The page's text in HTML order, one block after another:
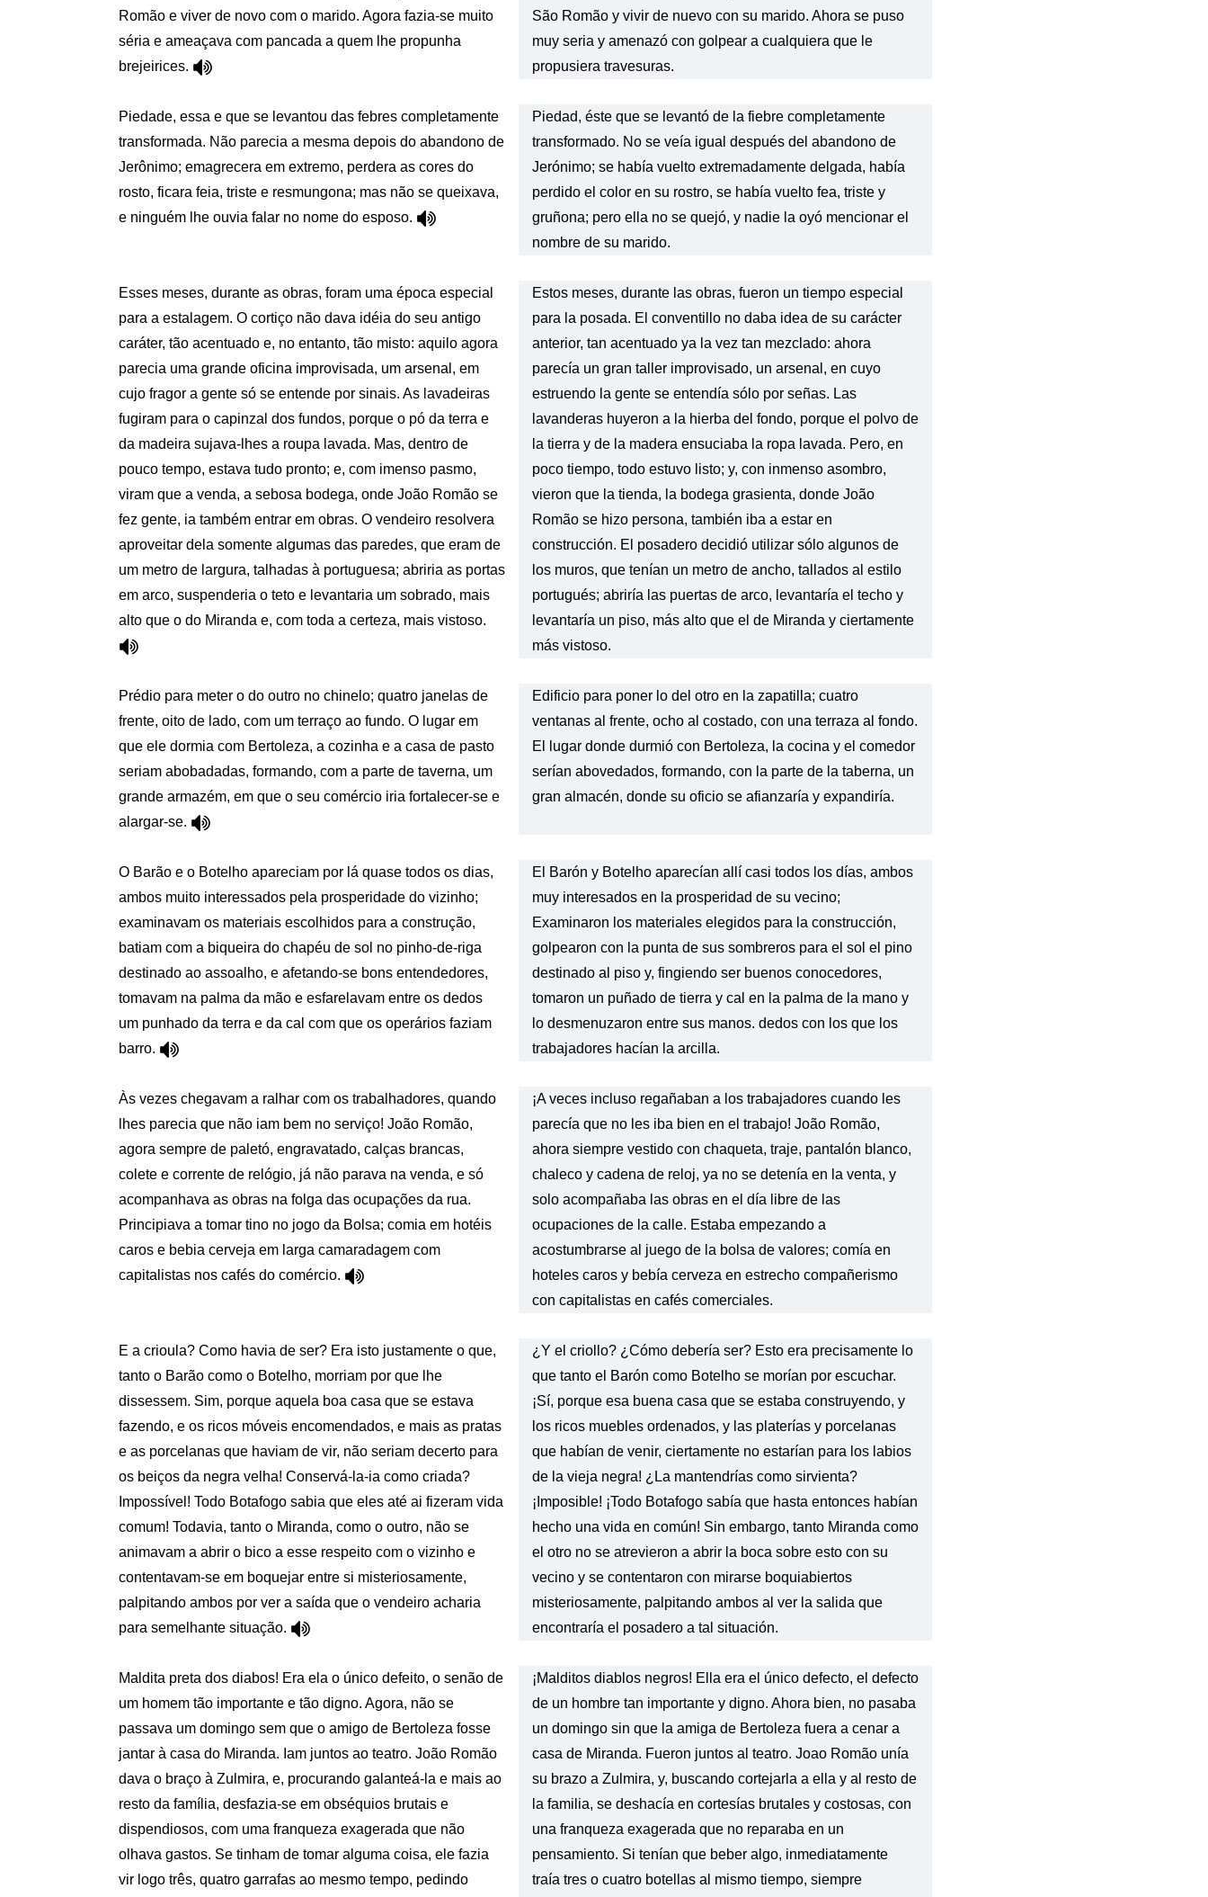
Romão e viver de novo com o marido. Agora fazia-se muito
séria e ameaçava com pancada a quem lhe propunha
brejeirices.
São Romão y vivir de nuevo con su marido. Ahora se puso
muy seria y amenazó con golpear a cualquiera que le
propusiera travesuras.
Piedade, essa e que se levantou das febres completamente
transformada. Não parecia a mesma depois do abandono de
Jerônimo; emagrecera em extremo, perdera as cores do
rosto, ficara feia, triste e resmungona; mas não se queixava,
e ninguém lhe ouvia falar no nome do esposo.
Piedad, éste que se levantó de la fiebre completamente
transformado. No se veía igual después del abandono de
Jerónimo; se había vuelto extremadamente delgada, había
perdido el color en su rostro, se había vuelto fea, triste y
gruñona; pero ella no se quejó, y nadie la oyó mencionar el
nombre de su marido.
Esses meses, durante as obras, foram uma época especial
para a estalagem. O cortiço não dava idéia do seu antigo
caráter, tão acentuado e, no entanto, tão misto: aquilo agora
parecia uma grande oficina improvisada, um arsenal, em
cujo fragor a gente só se entende por sinais. As lavadeiras
fugiram para o capinzal dos fundos, porque o pó da terra e
da madeira sujava-lhes a roupa lavada. Mas, dentro de
pouco tempo, estava tudo pronto; e, com imenso pasmo,
viram que a venda, a sebosa bodega, onde João Romão se
fez gente, ia também entrar em obras. O vendeiro resolvera
aproveitar dela somente algumas das paredes, que eram de
um metro de largura, talhadas à portuguesa; abriria as portas
em arco, suspenderia o teto e levantaria um sobrado, mais
alto que o do Miranda e, com toda a certeza, mais vistoso.
Estos meses, durante las obras, fueron un tiempo especial
para la posada. El conventillo no daba idea de su carácter
anterior, tan acentuado ya la vez tan mezclado: ahora
parecía un gran taller improvisado, un arsenal, en cuyo
estruendo la gente se entendía sólo por señas. Las
lavanderas huyeron a la hierba del fondo, porque el polvo de
la tierra y de la madera ensuciaba la ropa lavada. Pero, en
poco tiempo, todo estuvo listo; y, con inmenso asombro,
vieron que la tienda, la bodega grasienta, donde João
Romão se hizo persona, también iba a estar en
construcción. El posadero decidió utilizar sólo algunos de
los muros, que tenían un metro de ancho, tallados al estilo
portugués; abriría las puertas de arco, levantaría el techo y
levantaría un piso, más alto que el de Miranda y ciertamente
más vistoso.
Prédio para meter o do outro no chinelo; quatro janelas de
frente, oito de lado, com um terraço ao fundo. O lugar em
que ele dormia com Bertoleza, a cozinha e a casa de pasto
seriam abobadadas, formando, com a parte de taverna, um
grande armazém, em que o seu comércio iria fortalecer-se e
alargar-se.
Edificio para poner lo del otro en la zapatilla; cuatro
ventanas al frente, ocho al costado, con una terraza al fondo.
El lugar donde durmió con Bertoleza, la cocina y el comedor
serían abovedados, formando, con la parte de la taberna, un
gran almacén, donde su oficio se afianzaría y expandiría.
O Barão e o Botelho apareciam por lá quase todos os dias,
ambos muito interessados pela prosperidade do vizinho;
examinavam os materiais escolhidos para a construção,
batiam com a biqueira do chapéu de sol no pinho-de-riga
destinado ao assoalho, e afetando-se bons entendedores,
tomavam na palma da mão e esfarelavam entre os dedos
um punhado da terra e da cal com que os operários faziam
barro.
El Barón y Botelho aparecían allí casi todos los días, ambos
muy interesados ​​en la prosperidad de su vecino;
Examinaron los materiales elegidos para la construcción,
golpearon con la punta de sus sombreros para el sol el pino
destinado al piso y, fingiendo ser buenos conocedores,
tomaron un puñado de tierra y cal en la palma de la mano y
lo desmenuzaron entre sus manos. dedos con los que los
trabajadores hacían la arcilla.
Às vezes chegavam a ralhar com os trabalhadores, quando
lhes parecia que não iam bem no serviço! João Romão,
agora sempre de paletó, engravatado, calças brancas,
colete e corrente de relógio, já não parava na venda, e só
acompanhava as obras na folga das ocupações da rua.
Principiava a tomar tino no jogo da Bolsa; comia em hotéis
caros e bebia cerveja em larga camaradagem com
capitalistas nos cafés do comércio.
¡A veces incluso regañaban a los trabajadores cuando les
parecía que no les iba bien en el trabajo! João Romão,
ahora siempre vestido con chaqueta, traje, pantalón blanco,
chaleco y cadena de reloj, ya no se detenía en la venta, y
solo acompañaba las obras en el día libre de las
ocupaciones de la calle. Estaba empezando a
acostumbrarse al juego de la bolsa de valores; comía en
hoteles caros y bebía cerveza en estrecho compañerismo
con capitalistas en cafés comerciales.
E a crioula? Como havia de ser? Era isto justamente o que,
tanto o Barão como o Botelho, morriam por que lhe
dissessem. Sim, porque aquela boa casa que se estava
fazendo, e os ricos móveis encomendados, e mais as pratas
e as porcelanas que haviam de vir, não seriam decerto para
os beiços da negra velha! Conservá-la-ia como criada?
Impossível! Todo Botafogo sabia que eles até ai fizeram vida
comum! Todavia, tanto o Miranda, como o outro, não se
animavam a abrir o bico a esse respeito com o vizinho e
contentavam-se em boquejar entre si misteriosamente,
palpitando ambos por ver a saída que o vendeiro acharia
para semelhante situação.
¿Y el criollo? ¿Cómo debería ser? Esto era precisamente lo
que tanto el Barón como Botelho se morían por escuchar.
¡Sí, porque esa buena casa que se estaba construyendo, y
los ricos muebles ordenados, y las platerías y porcelanas
que habían de venir, ciertamente no estarían para los labios
de la vieja negra! ¿La mantendrías como sirvienta?
¡Imposible! ¡Todo Botafogo sabía que hasta entonces habían
hecho una vida en común! Sin embargo, tanto Miranda como
el otro no se atrevieron a abrir la boca sobre esto con su
vecino y se contentaron con mirarse boquiabiertos
misteriosamente, palpitando ambos al ver la salida que
encontraría el posadero a tal situación.
Maldita preta dos diabos! Era ela o único defeito, o senão de
um homem tão importante e tão digno. Agora, não se
passava um domingo sem que o amigo de Bertoleza fosse
jantar à casa do Miranda. Iam juntos ao teatro. João Romão
dava o braço à Zulmira, e, procurando galanteá-la e mais ao
resto da família, desfazia-se em obséquios brutais e
dispendiosos, com uma franqueza exagerada que não
olhava gastos. Se tinham de tomar alguma coisa, ele fazia
vir logo três, quatro garrafas ao mesmo tempo, pedindo
¡Malditos diablos negros! Ella era el único defecto, el defecto
de un hombre tan importante y digno. Ahora bien, no pasaba
un domingo sin que la amiga de Bertoleza fuera a cenar a
casa de Miranda. Fueron juntos al teatro. Joao Romão unía
su brazo a Zulmira, y, buscando cortejarla a ella y al resto de
la familia, se deshacía en cortesías brutales y costosas, con
una franqueza exagerada que no reparaba en un
pensamiento. Si tenían que beber algo, inmediatamente
traía tres o cuatro botellas al mismo tiempo, siempre